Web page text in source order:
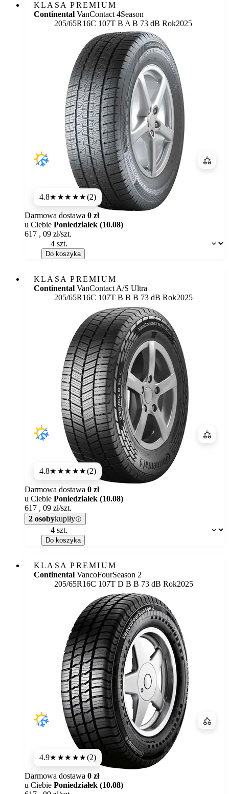
KLASA PREMIUM
Continental VanContact 4Season
205/65R16C 107T Etykieta:
B A B 73 dB Rok2025
4.8★★★★★(2)
Dostępność:
Darmowa dostawa 0 zł
u Ciebie Poniedziałek (10.08)
617 , 09 zł/szt.
Do koszyka
KLASA PREMIUM
Continental VanContact A/S Ultra
205/65R16C 107T Etykieta:
B B B 73 dB Rok2025
4.8★★★★★(2)
Dostępność:
Darmowa dostawa 0 zł
u Ciebie Poniedziałek (10.08)
617 , 09 zł/szt.
2 osobykupiły
Do koszyka
KLASA PREMIUM
Continental VancoFourSeason 2
205/65R16C 107T Etykieta:
D B B 73 dB Rok2025
4.9★★★★★(2)
Darmowa dostawa 0 zł
u Ciebie Poniedziałek (10.08)